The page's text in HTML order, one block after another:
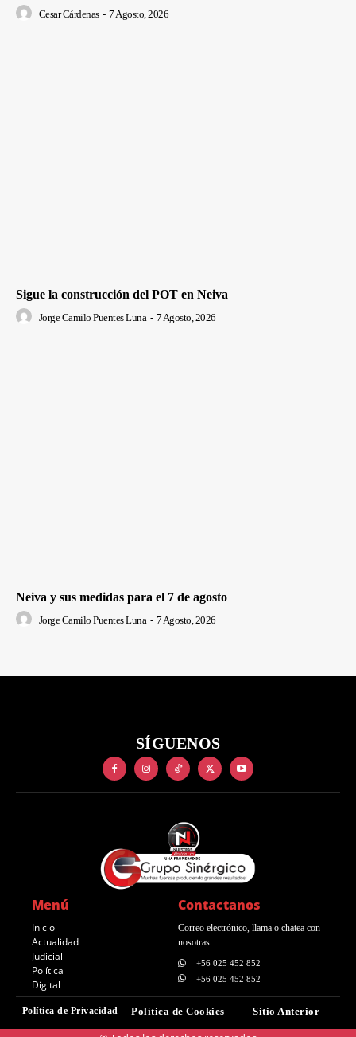
Cesar Cárdenas - 7 Agosto, 2026
Sigue la construcción del POT en Neiva
Jorge Camilo Puentes Luna - 7 Agosto, 2026
Neiva y sus medidas para el 7 de agosto
Jorge Camilo Puentes Luna - 7 Agosto, 2026
SÍGUENOS
Menú
Inicio
Actualidad
Judicial
Política
Digital
Contactanos
Correo electrónico, llama o chatea con
nosotras:
+56 025 452 852
+56 025 452 852
Política de Privacidad Política de Cookies Sitio Anterior